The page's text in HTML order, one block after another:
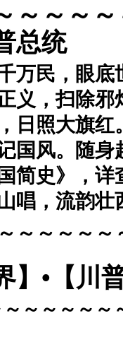
～～～
总统
万民，眼底
义，扫除邪
日照大旗红
国风。随身
简史》，详
唱，流韵壮
～～～～～
】•【川
～～～～～